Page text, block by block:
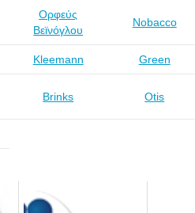
Ορφεύς
Βεϊνόγλου
Nobacco
Kleemann Green
Brinks Otis